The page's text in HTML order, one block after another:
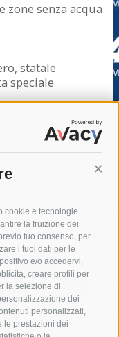
cookie e tecnologie
la fruizione dei
tuo consenso, per
i tuoi dati per le
e/o accedervi,
creare profili per
la selezione di
dei
personalizzati,
le prestazioni dei
zone senza acqua
statale
speciale
Torna a casa
arresto
capri
carabinieri